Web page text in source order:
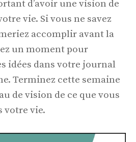
d’avoir une vision de
vie. Si vous ne savez
accomplir avant la
un moment pour
idées dans votre journal
Terminez cette semaine
de vision de ce que vous
votre vie.